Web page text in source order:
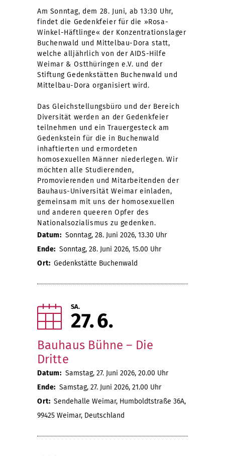
Am Sonntag, dem 28. Juni, ab 13:30 Uhr,
findet die Gedenkfeier für die »Rosa-
Winkel-Häftlinge« der Konzentrationslager
Buchenwald und Mittelbau-Dora statt,
welche alljährlich von der AIDS-Hilfe
Weimar & Ostthüringen e.V. und der
Stiftung Gedenkstätten Buchenwald und
Mittelbau-Dora organisiert wird.
Das Gleichstellungsbüro und der Bereich
Diversität werden an der Gedenkfeier
teilnehmen und ein Trauergesteck am
Gedenkstein für die in Buchenwald
inhaftierten und ermordeten
homosexuellen Männer niederlegen. Wir
möchten alle Studierenden,
Promovierenden und Mitarbeitenden der
Bauhaus-Universität Weimar einladen,
gemeinsam mit uns der homosexuellen
und anderen queeren Opfer des
Nationalsozialismus zu gedenken.
Datum: Sonntag, 28. Juni 2026, 13.30 Uhr
Ende: Sonntag, 28. Juni 2026, 15.00 Uhr
Ort: Gedenkstätte Buchenwald
SA.
27 6
Bauhaus Bühne – Die
Dritte
Datum: Samstag, 27. Juni 2026, 20.00 Uhr
Ende: Samstag, 27. Juni 2026, 21.00 Uhr
Ort: Sendehalle Weimar, Humboldtstraße 36A,
99425 Weimar, Deutschland